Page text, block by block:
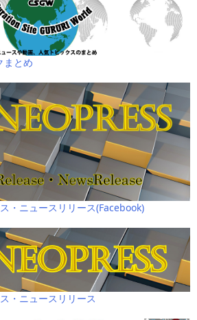
まとめ
・ニュースリリース(Facebook)
・ニュースリリース